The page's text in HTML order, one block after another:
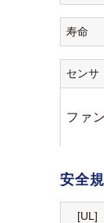
寿命
センサ
ファ
安全
[UL]